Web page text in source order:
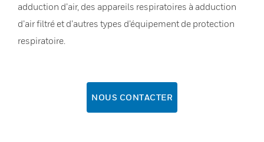
adduction d’air, des appareils respiratoires à adduction
d’air filtré et d’autres types d’équipement de protection
respiratoire.
NOUS CONTACTER